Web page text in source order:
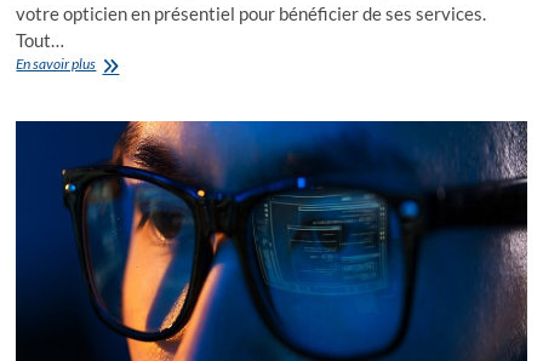
votre opticien en présentiel pour bénéficier de ses services.
Tout…
En savoir plusQuel
lunettes
choisir
chez
un
opticien
en